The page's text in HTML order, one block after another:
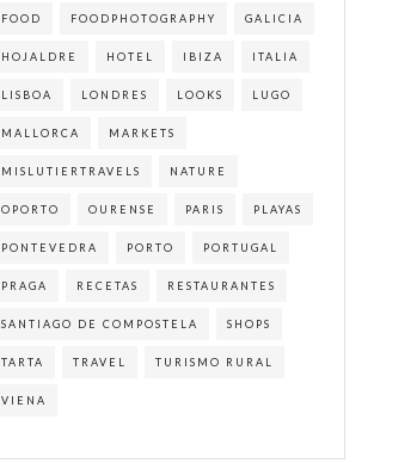
FOOD FOODPHOTOGRAPHY GALICIA
HOJALDRE HOTEL IBIZA ITALIA
LISBOA LONDRES LOOKS LUGO
MALLORCA MARKETS
MISLUTIERTRAVELS NATURE
OPORTO OURENSE PARIS PLAYAS
PONTEVEDRA PORTO PORTUGAL
PRAGA RECETAS RESTAURANTES
SANTIAGO DE COMPOSTELA SHOPS
TARTA TRAVEL TURISMO RURAL
VIENA